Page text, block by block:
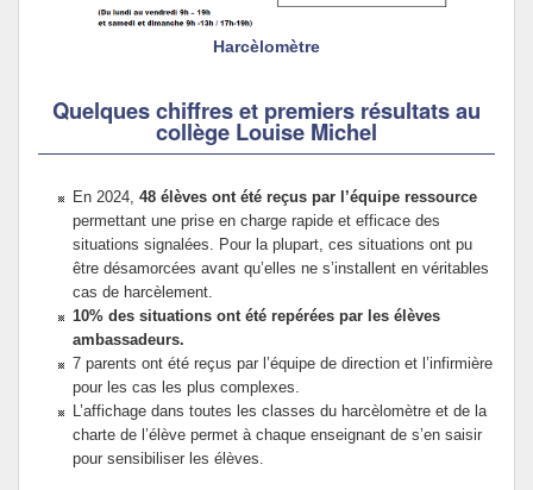
Harcèlomètre
Quelques chiffres et premiers résultats au
collège Louise Michel
En 2024, 48 élèves ont été reçus par l’équipe ressource
permettant une prise en charge rapide et efficace des
situations signalées. Pour la plupart, ces situations ont pu
être désamorcées avant qu’elles ne s’installent en véritables
cas de harcèlement.
10% des situations ont été repérées par les élèves
ambassadeurs.
7 parents ont été reçus par l’équipe de direction et l’infirmière
pour les cas les plus complexes.
L’affichage dans toutes les classes du harcèlomètre et de la
charte de l’élève permet à chaque enseignant de s’en saisir
pour sensibiliser les élèves.